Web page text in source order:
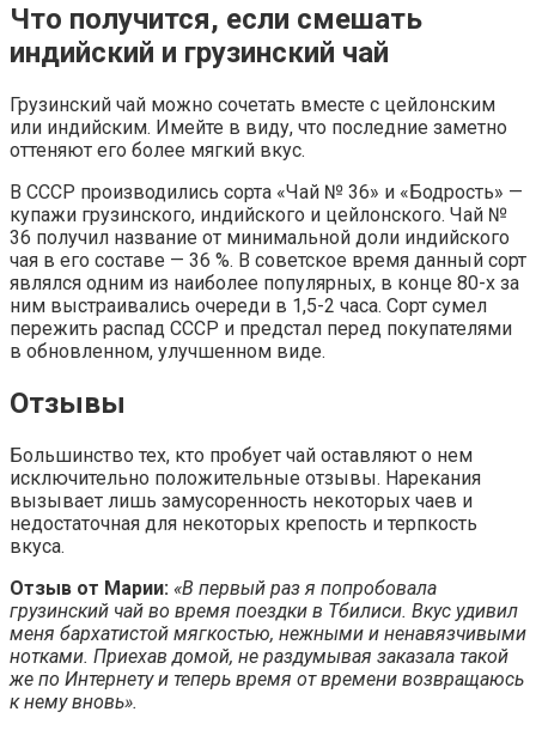
Что получится, если смешать
индийский и грузинский чай
Грузинский чай можно сочетать вместе с цейлонским
или индийским. Имейте в виду, что последние заметно
оттеняют его более мягкий вкус.
В СССР производились сорта «Чай № 36» и «Бодрость» —
купажи грузинского, индийского и цейлонского. Чай №
36 получил название от минимальной доли индийского
чая в его составе — 36 %. В советское время данный сорт
являлся одним из наиболее популярных, в конце 80-х за
ним выстраивались очереди в 1,5-2 часа. Сорт сумел
пережить распад СССР и предстал перед покупателями
в обновленном, улучшенном виде.
Отзывы
Большинство тех, кто пробует чай оставляют о нем
исключительно положительные отзывы. Нарекания
вызывает лишь замусоренность некоторых чаев и
недостаточная для некоторых крепость и терпкость
вкуса.
Отзыв от Марии: «В первый раз я попробовала
грузинский чай во время поездки в Тбилиси. Вкус удивил
меня бархатистой мягкостью, нежными и ненавязчивыми
нотками. Приехав домой, не раздумывая заказала такой
же по Интернету и теперь время от времени возвращаюсь
к нему вновь».